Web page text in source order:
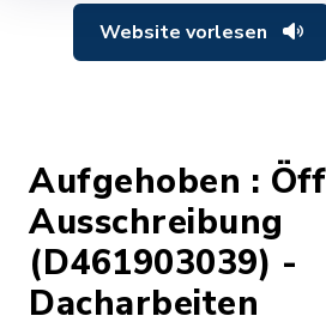
Website vorlesen
Aufgehoben :
Ausschreibung
(D461903039) -
Dacharbeiten